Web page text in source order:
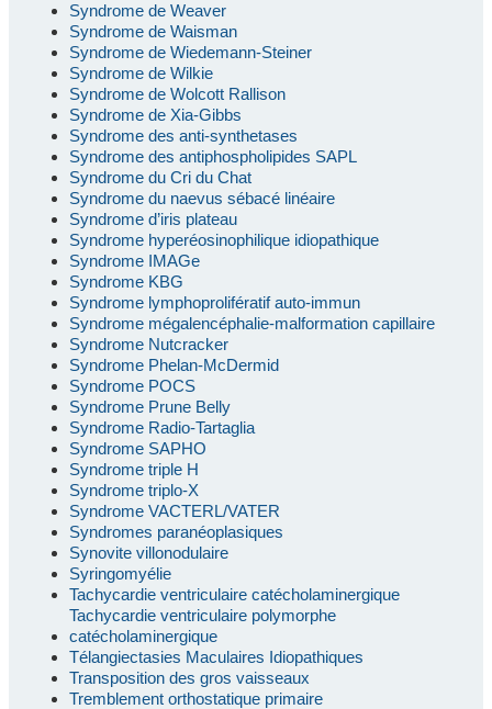
Syndrome de Weaver
Syndrome de Waisman
Syndrome de Wiedemann-Steiner
Syndrome de Wilkie
Syndrome de Wolcott Rallison
Syndrome de Xia-Gibbs
Syndrome des anti-synthetases
Syndrome des antiphospholipides SAPL
Syndrome du Cri du Chat
Syndrome du naevus sébacé linéaire
Syndrome d’iris plateau
Syndrome hyperéosinophilique idiopathique
Syndrome IMAGe
Syndrome KBG
Syndrome lymphoprolifératif auto-immun
Syndrome mégalencéphalie-malformation capillaire
Syndrome Nutcracker
Syndrome Phelan-McDermid
Syndrome POCS
Syndrome Prune Belly
Syndrome Radio-Tartaglia
Syndrome SAPHO
Syndrome triple H
Syndrome triplo-X
Syndrome VACTERL/VATER
Syndromes paranéoplasiques
Synovite villonodulaire
Syringomyélie
Tachycardie ventriculaire catécholaminergique
Tachycardie ventriculaire polymorphe
catécholaminergique
Télangiectasies Maculaires Idiopathiques
Transposition des gros vaisseaux
Tremblement orthostatique primaire